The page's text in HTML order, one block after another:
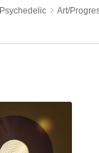
Art/